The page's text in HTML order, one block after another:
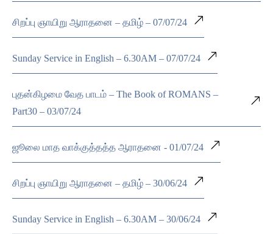
சிறப்பு ஞாயிறு ஆராதனை – தமிழ் – 07/07/24
Sunday Service in English – 6.30AM – 07/07/24
புதன்கிழமை வேத பாடம் – The Book of ROMANS –
Part30 – 03/07/24
ஜூலை மாத வாக்குத்தத்த ஆராதனை - 01/07/24
சிறப்பு ஞாயிறு ஆராதனை – தமிழ் – 30/06/24
Sunday Service in English – 6.30AM – 30/06/24